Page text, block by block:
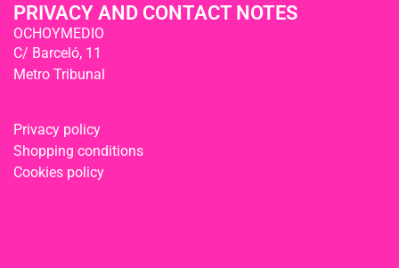
PRIVACY AND CONTACT NOTES
OCHOYMEDIO
C/ Barceló, 11
Metro Tribunal
Privacy policy
Shopping conditions
Cookies policy